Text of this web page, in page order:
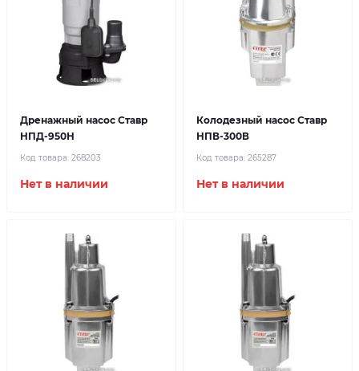
Дренажный насос Ставр
НПД-950Н
Код товара: 268203
Нет в наличии
Колодезный насос Ставр
НПВ-300В
Код товара: 265287
Нет в наличии